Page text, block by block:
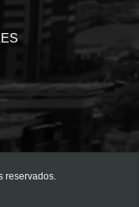
reservados.